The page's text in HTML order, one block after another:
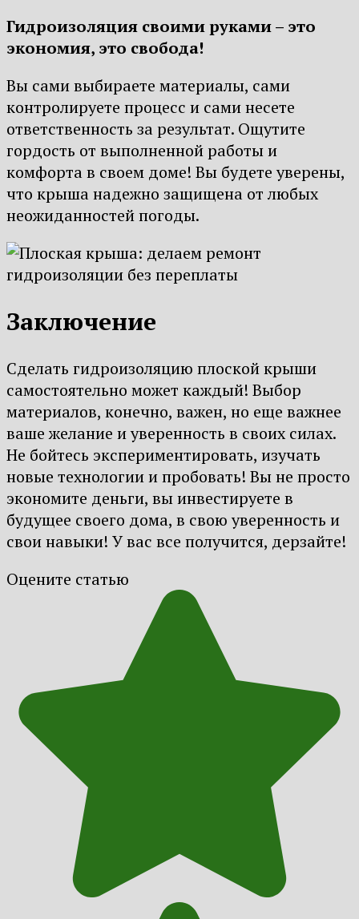
Гидроизоляция своими руками – это
экономия, это свобода!
Вы сами выбираете материалы, сами
контролируете процесс и сами несете
ответственность за результат. Ощутите
гордость от выполненной работы и
комфорта в своем доме! Вы будете уверены,
что крыша надежно защищена от любых
неожиданностей погоды.
Заключение
Сделать гидроизоляцию плоской крыши
самостоятельно может каждый! Выбор
материалов, конечно, важен, но еще важнее
ваше желание и уверенность в своих силах.
Не бойтесь экспериментировать, изучать
новые технологии и пробовать! Вы не просто
экономите деньги, вы инвестируете в
будущее своего дома, в свою уверенность и
свои навыки! У вас все получится, дерзайте!
Оцените статью